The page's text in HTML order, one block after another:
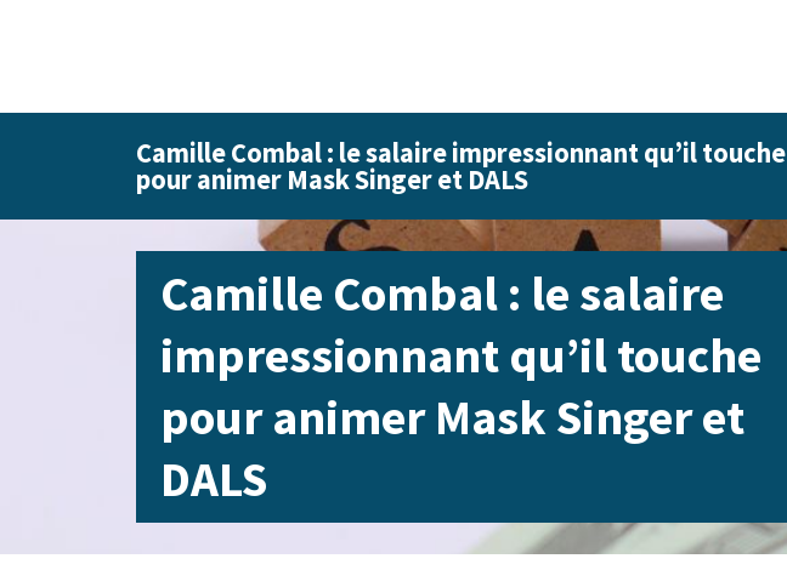
Camille Combal : le salaire impressionnant qu’il touche
pour animer Mask Singer et DALS
Camille Combal : le salaire
impressionnant qu’il touche
pour animer Mask Singer et
DALS